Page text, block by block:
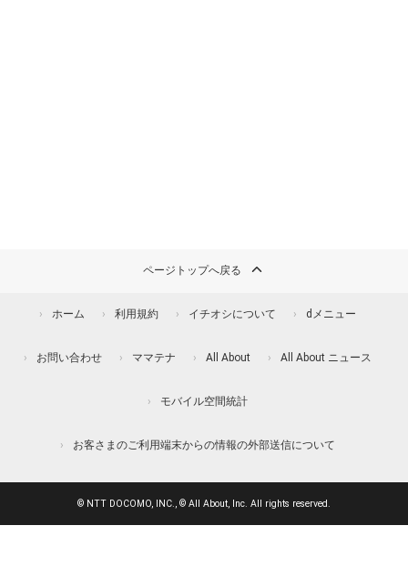
ページトップへ戻る
ホーム 利用規約 イチオシについて dメニュー
お問い合わせ ママテナ All About All About ニュース
モバイル空間統計
お客さまのご利用端末からの情報の外部送信について
© NTT DOCOMO, INC., © All About, Inc. All rights reserved.